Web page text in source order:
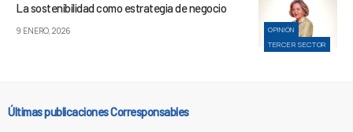
OPINIÓN
TERCER SECTOR
La sostenibilidad como estrategia de negocio
9 ENERO, 2026
Últimas publicaciones Corresponsables